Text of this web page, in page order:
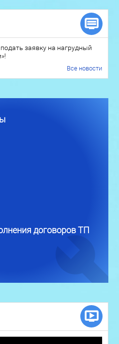
заявку на нагрудный
Все новости
договоров ТП